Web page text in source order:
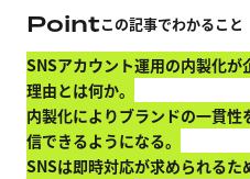
Pointこの記事でわかること
SNSアカウント運用の内製化が
理由とは何か。
内製化によりブランドの一貫
信できるようになる。
SNSは即時対応が求められる